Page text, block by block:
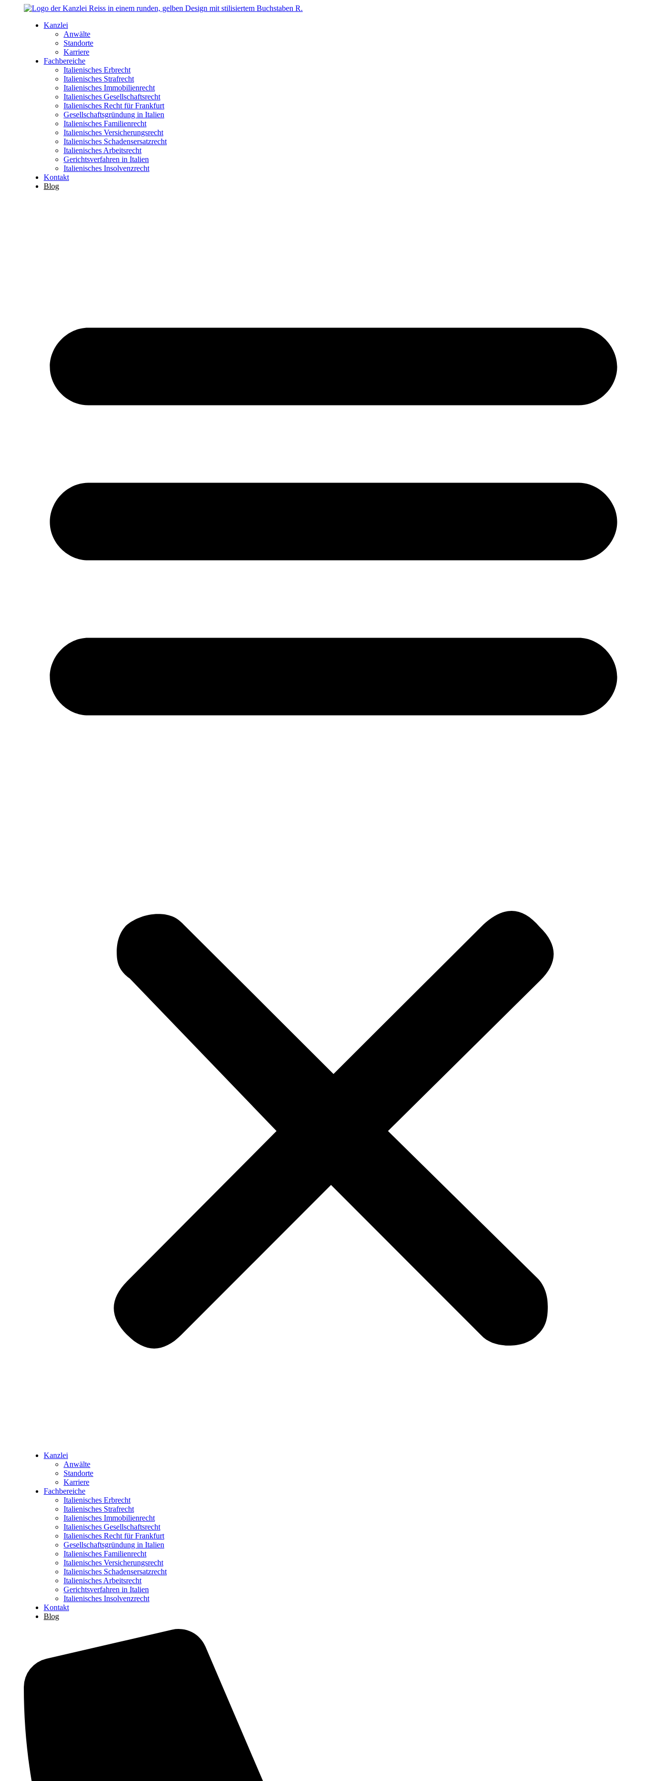
Kanzlei
Anwälte
Standorte
Karriere
Fachbereiche
Italienisches Erbrecht
Italienisches Strafrecht
Italienisches Immobilienrecht
Italienisches Gesellschaftsrecht
Italienisches Recht für Frankfurt
Gesellschaftsgründung in Italien
Italienisches Familienrecht
Italienisches Versicherungsrecht
Italienisches Schadensersatzrecht
Italienisches Arbeitsrecht
Gerichtsverfahren in Italien
Italienisches Insolvenzrecht
Kontakt
Blog
Kanzlei
Anwälte
Standorte
Karriere
Fachbereiche
Italienisches Erbrecht
Italienisches Strafrecht
Italienisches Immobilienrecht
Italienisches Gesellschaftsrecht
Italienisches Recht für Frankfurt
Gesellschaftsgründung in Italien
Italienisches Familienrecht
Italienisches Versicherungsrecht
Italienisches Schadensersatzrecht
Italienisches Arbeitsrecht
Gerichtsverfahren in Italien
Italienisches Insolvenzrecht
Kontakt
Blog